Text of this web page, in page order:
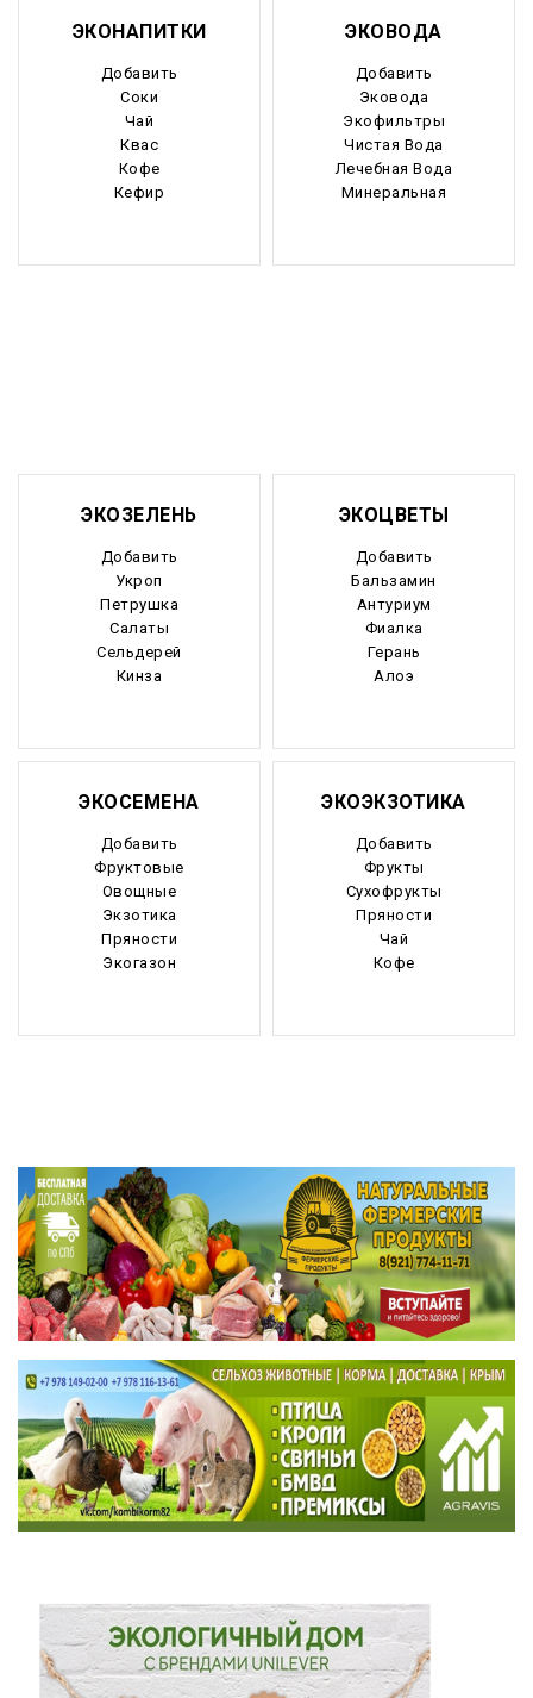
ЭКОНАПИТКИ
Добавить
Соки
Чай
Квас
Кофе
Кефир
ЭКОВОДА
Добавить
Эковода
Экофильтры
Чистая Вода
Лечебная Вода
Минеральная
ЭКОЗЕЛЕНЬ
Добавить
Укроп
Петрушка
Салаты
Сельдерей
Кинза
ЭКОЦВЕТЫ
Добавить
Бальзамин
Антуриум
Фиалка
Герань
Алоэ
ЭКОСЕМЕНА
Добавить
Фруктовые
Овощные
Экзотика
Пряности
Экогазон
ЭКОЭКЗОТИКА
Добавить
Фрукты
Сухофрукты
Пряности
Чай
Кофе